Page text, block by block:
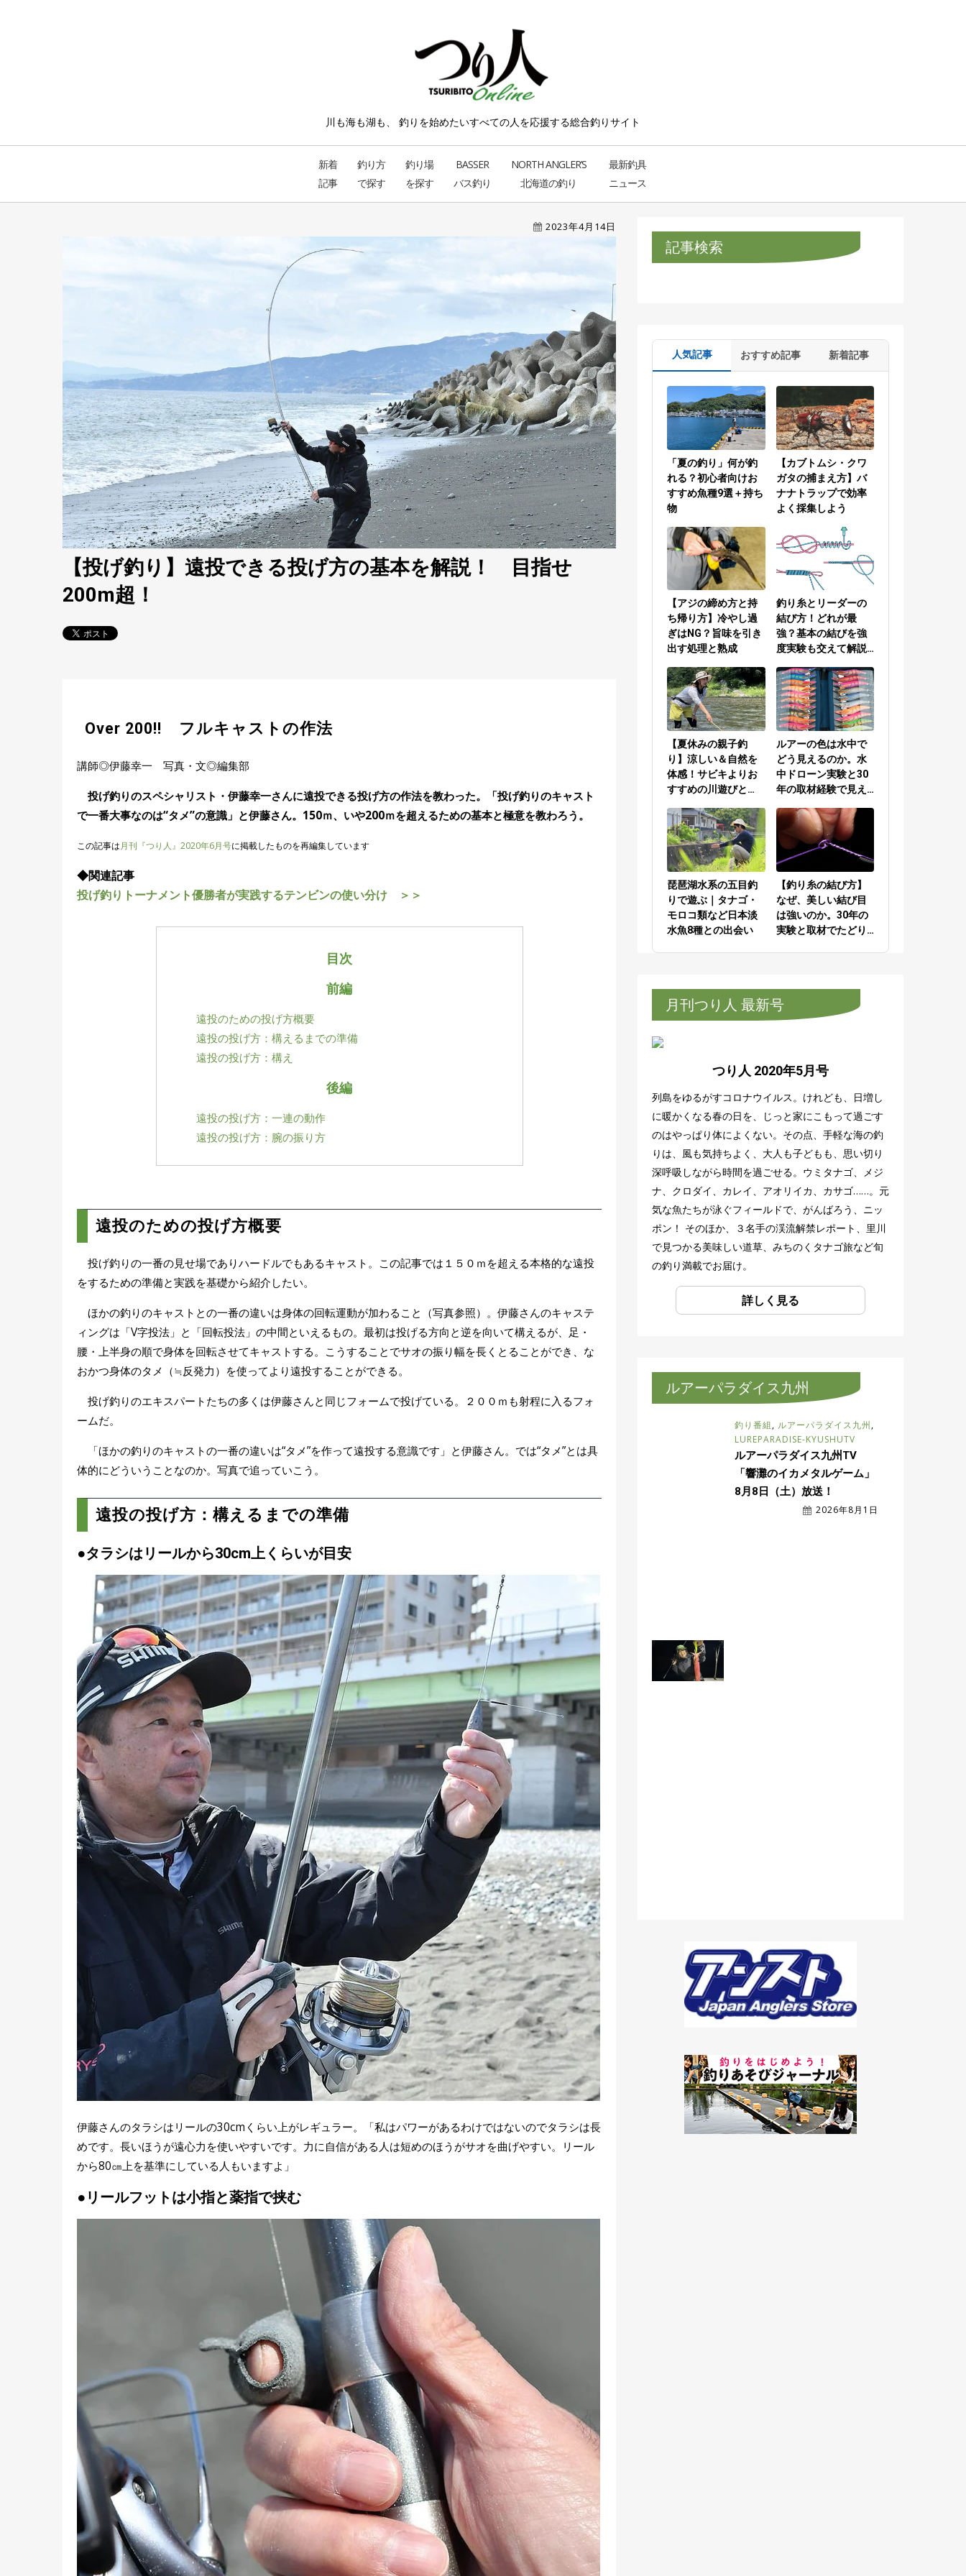
川も海も湖も、 釣りを始めたいすべての人を応援する総合釣りサイト
新着
記事
釣り方
で探す
釣り場
を探す
BASSER
バス釣り
NORTH ANGLER’S
北海道の釣り
最新釣具
ニュース
2023年4月14日
【投げ釣り】遠投できる投げ方の基本を解説！ 目指せ
200m超！
Over 200!! フルキャストの作法
講師◎伊藤幸一 写真・文◎編集部
投げ釣りのスペシャリスト・伊藤幸一さんに遠投できる投げ方の作法を教わった。「投げ釣りのキャスト
で一番大事なのは“タメ”の意識」と伊藤さん。150ｍ、いや200ｍを超えるための基本と極意を教わろう。
この記事は月刊『つり人』2020年6月号に掲載したものを再編集しています
◆関連記事
投げ釣りトーナメント優勝者が実践するテンビンの使い分け ＞＞
目次
前編
遠投のための投げ方概要
遠投の投げ方：構えるまでの準備
遠投の投げ方：構え
後編
遠投の投げ方：一連の動作
遠投の投げ方：腕の振り方
遠投のための投げ方概要
投げ釣りの一番の見せ場でありハードルでもあるキャスト。この記事では１５０ｍを超える本格的な遠投
をするための準備と実践を基礎から紹介したい。
ほかの釣りのキャストとの一番の違いは身体の回転運動が加わること（写真参照）。伊藤さんのキャステ
ィングは「V字投法」と「回転投法」の中間といえるもの。最初は投げる方向と逆を向いて構えるが、足・
腰・上半身の順で身体を回転させてキャストする。こうすることでサオの振り幅を長くとることができ、な
おかつ身体のタメ（≒反発力）を使ってより遠投することができる。
投げ釣りのエキスパートたちの多くは伊藤さんと同じフォームで投げている。２００ｍも射程に入るフォ
ームだ。
「ほかの釣りのキャストの一番の違いは“タメ”を作って遠投する意識です」と伊藤さん。では“タメ”とは具
体的にどういうことなのか。写真で追っていこう。
遠投の投げ方：構えるまでの準備
●タラシはリールから30cm上くらいが目安
伊藤さんのタラシはリールの30cmくらい上がレギュラー。「私はパワーがあるわけではないのでタラシは長
めです。長いほうが遠心力を使いやすいです。力に自信がある人は短めのほうがサオを曲げやすい。リール
から80㎝上を基準にしている人もいますよ」
●リールフットは小指と薬指で挟む
記事検索
人気記事 おすすめ記事 新着記事
「夏の釣り」何が釣
れる？初心者向けお
すすめ魚種9選＋持ち
物
【カブトムシ・クワ
ガタの捕まえ方】バ
ナナトラップで効率
よく採集しよう
【アジの締め方と持
ち帰り方】冷やし過
ぎはNG？旨味を引き
出す処理と熟成
釣り糸とリーダーの
結び方！どれが最
強？基本の結びを強
度実験も交えて解説
ーの結び方編
【夏休みの親子釣
り】涼しい＆自然を
体感！サビキよりお
すすめの川遊びと
ルアーの色は水中で
どう見えるのか。水
中ドローン実験と30
年の取材経験で見え
琵琶湖水系の五目釣
りで遊ぶ｜タナゴ・
モロコ類など日本淡
水魚8種との出会い
【釣り糸の結び方】
なぜ、美しい結び目
は強いのか。30年の
実験と取材でたどり
月刊つり人 最新号
つり人 2020年5月号
列島をゆるがすコロナウイルス。けれども、日増し
に暖かくなる春の日を、じっと家にこもって過ごす
のはやっぱり体によくない。その点、手軽な海の釣
りは、風も気持ちよく、大人も子どもも、思い切り
深呼吸しながら時間を過ごせる。ウミタナゴ、メジ
ナ、クロダイ、カレイ、アオリイカ、カサゴ……。元
気な魚たちが泳ぐフィールドで、がんばろう、ニッ
ポン！ そのほか、３名手の渓流解禁レポート、里川
で見つかる美味しい道草、みちのくタナゴ旅など旬
の釣り満載でお届け。
詳しく見る
ルアーパラダイス九州
釣り番組, ルアーパラダイス九州,
LUREPARADISE-KYUSHUTV
ルアーパラダイス九州TV
「響灘のイカメタルゲーム」
8月8日（土）放送！
2026年8月1日